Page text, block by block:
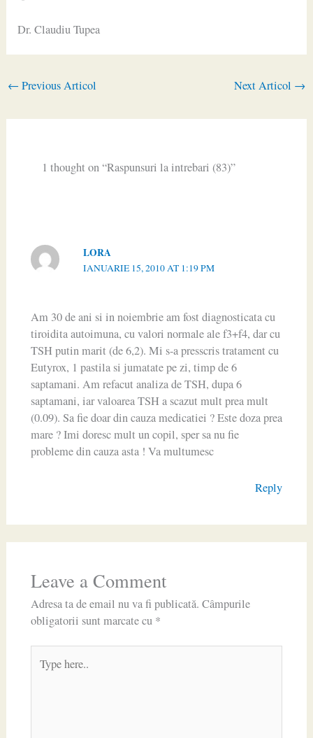
Dr. Claudiu Tupea
← Previous Articol Next Articol →
1 thought on “Raspunsuri la intrebari (83)”
LORA
IANUARIE 15, 2010 AT 1:19 PM
Am 30 de ani si in noiembrie am fost diagnosticata cu
tiroidita autoimuna, cu valori normale ale f3+f4, dar cu
TSH putin marit (de 6,2). Mi s-a presscris tratament cu
Eutyrox, 1 pastila si jumatate pe zi, timp de 6
saptamani. Am refacut analiza de TSH, dupa 6
saptamani, iar valoarea TSH a scazut mult prea mult
(0.09). Sa fie doar din cauza medicatiei ? Este doza prea
mare ? Imi doresc mult un copil, sper sa nu fie
probleme din cauza asta ! Va multumesc
Reply
Leave a Comment
Adresa ta de email nu va fi publicată. Câmpurile
obligatorii sunt marcate cu *
here..